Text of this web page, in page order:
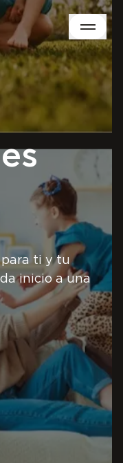
ti y tu
inicio a una